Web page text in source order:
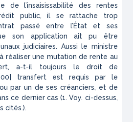
de l’insaisissabilité des rentes
public, il se rattache trop
passé entre l’État et ses
son application ait pu être
judiciaires. Aussi le ministre
réaliser une mutation de rente au
a-t-il toujours le droit de
transfert est requis par le
par un de ses créanciers, et de
ce dernier cas (1.Voy. ci-dessus,
cités.).